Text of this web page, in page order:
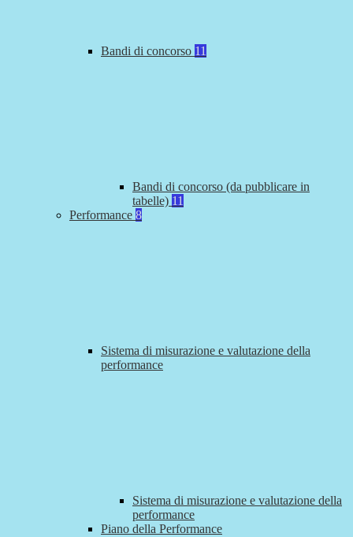
Bandi di concorso 11
Bandi di concorso (da pubblicare in
tabelle) 11
Performance 8
Sistema di misurazione e valutazione della
performance
Sistema di misurazione e valutazione della
performance
Piano della Performance